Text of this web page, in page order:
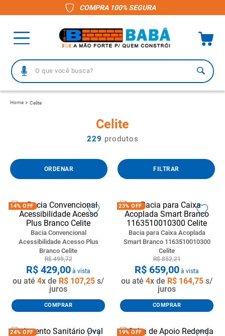
COMPRA 100% SEGURA
O que você busca?
Celite
Celite
229 produtos
FILTRAR
14% OFF
Bacia Convencional
Acessibilidade Acesso Plus
Branco Celite
R$ 499,72
R$ 429,00 à vista
ou até 4x de R$ 107,25 s/
juros
COMPRAR
23% OFF
Bacia para Caixa Acoplada
Smart Branco 1163510010300
Celite
R$ 852,21
R$ 659,00 à vista
ou até 4x de R$ 164,75 s/
juros
COMPRAR
24% OFF 19% OFF
vaso sanitário
6º telha fibrocimento
7º revestimento
pisos
porta
º vaso sanitario caixa acoplada